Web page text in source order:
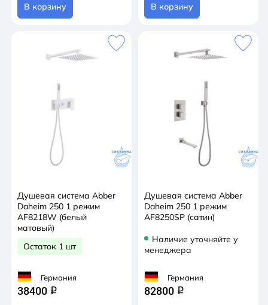
В корзину В корзину
Душевая система Abber
Daheim 250 1 режим
AF8218W (белый
матовый)
Остаток 1 шт
Германия
38400 q
Душевая система Abber
Daheim 250 1 режим
AF8250SP (сатин)
Наличие уточняйте у
менеджера
Германия
82800 q